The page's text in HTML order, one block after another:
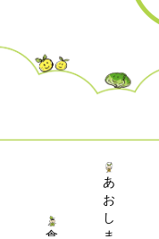
食
あ
お
し
ま